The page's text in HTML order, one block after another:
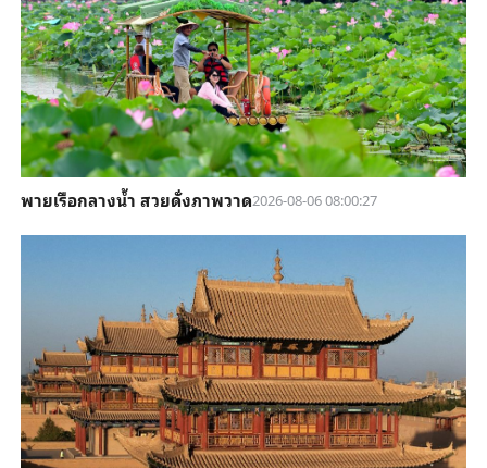
พายเรือกลางน้ำ สวยดั่งภาพวาด2026-08-06 08:00:27